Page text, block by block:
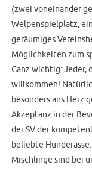
(zwei voneinander
Welpenspielplatz,
geräumiges
Möglichkeiten zum
Ganz wichtig: Jeder,
willkommen!
besonders ans Herz
Akzeptanz in der
der SV der
beliebte
Mischlinge sind bei